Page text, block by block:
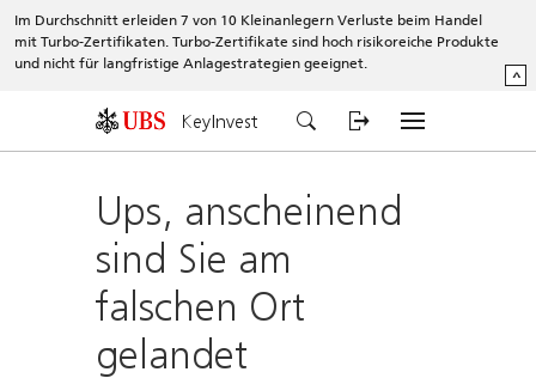
Im Durchschnitt erleiden 7 von 10 Kleinanlegern Verluste beim Handel
mit Turbo-Zertifikaten. Turbo-Zertifikate sind hoch risikoreiche Produkte
und nicht für langfristige Anlagestrategien geeignet.
^
KeyInvest
Ups, anscheinend
sind Sie am
falschen Ort
gelandet